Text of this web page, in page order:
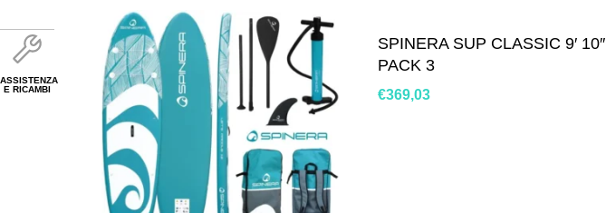
ASSISTENZA
E RICAMBI
SPINERA SUP CLASSIC 9′ 10″
PACK 3
€369,03